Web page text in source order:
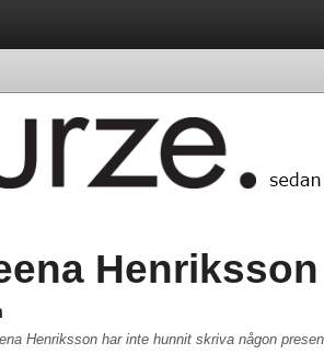
Henriksson
Henriksson har inte hunnit skriva någon